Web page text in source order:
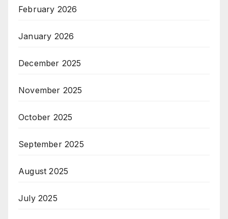
February 2026
January 2026
December 2025
November 2025
October 2025
September 2025
August 2025
July 2025